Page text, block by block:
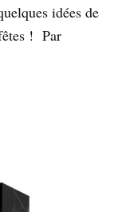
idées de
! Par